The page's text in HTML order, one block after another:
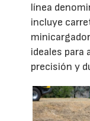
línea
incluye
ideales para
precisión y